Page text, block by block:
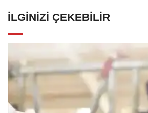
İLGINIZI ÇEKEBILIR